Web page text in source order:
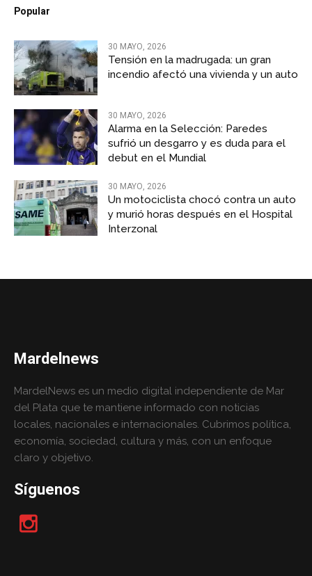
Popular
30 MAYO, 2026
Tensión en la madrugada: un gran
incendio afectó una vivienda y un auto
30 MAYO, 2026
Alarma en la Selección: Paredes
sufrió un desgarro y es duda para el
debut en el Mundial
30 MAYO, 2026
Un motociclista chocó contra un auto
y murió horas después en el Hospital
Interzonal
Mardelnews
MardelNews es un medio digital independiente de Mar
del Plata que te mantiene informado con noticias
locales, nacionales e internacionales. Cubrimos política,
economía, sociedad, cultura y más, con un enfoque
claro y objetivo.
Síguenos